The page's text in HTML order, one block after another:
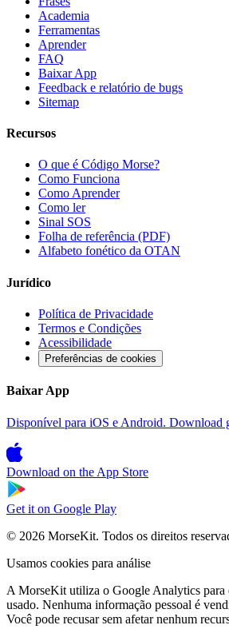
Academia
Ferramentas
Aprender
FAQ
Baixar App
Feedback e relatório de bugs
Sitemap
Recursos
O que é Código Morse?
Como Funciona
Como Aprender
Como ler
Sinal SOS
Folha de referência (PDF)
Alfabeto fonético da OTAN
Jurídico
Política de Privacidade
Termos e Condições
Acessibilidade
Preferências de cookies
Baixar App
Disponível para iOS e Android. Download
Download on the App Store
Get it on Google Play
© 2026 MorseKit. Todos os direitos
Usamos cookies para análise
A MorseKit utiliza o Google Analytics para
usado. Nenhuma informação pessoal é
Você pode recusar sem afetar nenhum